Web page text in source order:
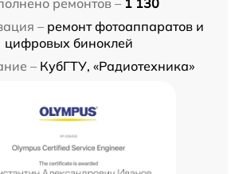
ремонтов – 1 130
– ремонт фотоаппаратов и
цифровых биноклей
– КубГТУ, «Радиотехника»